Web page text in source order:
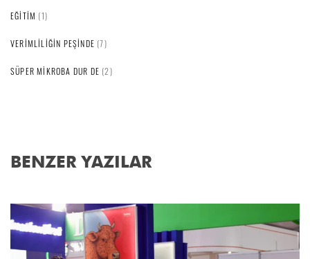
EĞITIM (1)
VERIMLILIĞIN PEŞINDE (7)
SÜPER MIKROBA DUR DE (2)
BENZER YAZILAR